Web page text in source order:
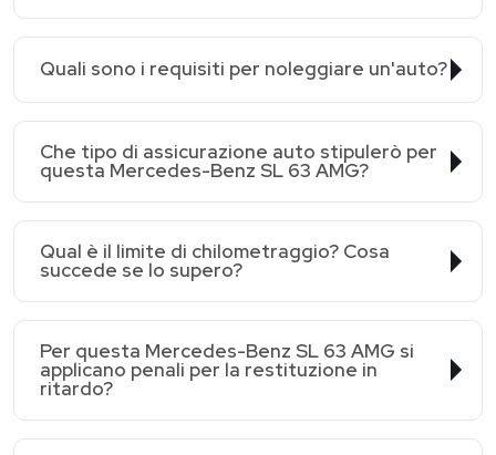
Quali sono i requisiti per noleggiare un'auto?
Che tipo di assicurazione auto stipulerò per
questa Mercedes-Benz SL 63 AMG?
Qual è il limite di chilometraggio? Cosa
succede se lo supero?
Per questa Mercedes-Benz SL 63 AMG si
applicano penali per la restituzione in
ritardo?